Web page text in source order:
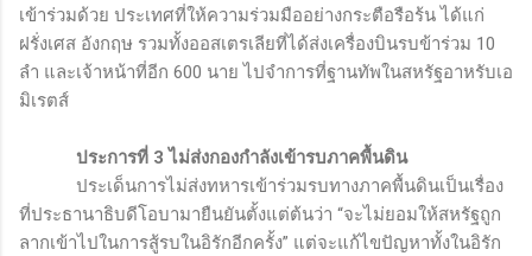
เข้าร่วมด้วย ประเทศที่ให้ความร่วมมืออย่างกระตือรือร้น ได้แก่
ฝรั่งเศส อังกฤษ รวมทั้งออสเตรเลียที่ได้ส่งเครื่องบินรบข้าร่วม 10
ลำ และเจ้าหน้าที่อีก 600 นาย ไปจำการที่ฐานทัพในสหรัฐอาหรับเอ
มิเรตส์
ประการที่ 3ไม่ส่งกองกำลังเข้ารบภาคพื้นดิน
ประเด็นการไม่ส่งทหารเข้าร่วมรบทางภาคพื้นดินเป็นเรื่อง
ที่ประธานาธิบดีโอบามายืนยันตั้งแต่ต้นว่า “จะไม่ยอมให้สหรัฐถูก
ลากเข้าไปในการสู้รบในอิรักอีกครั้ง” แต่จะแก้ไขปัญหาทั้งในอิรัก